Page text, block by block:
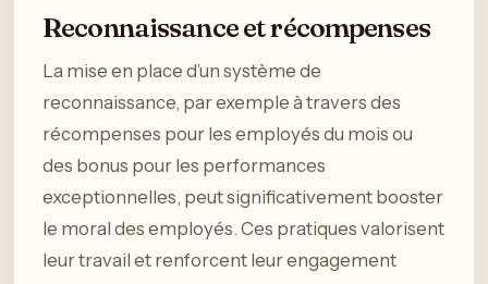
Reconnaissance et récompenses
La mise en place d’un système de
reconnaissance, par exemple à travers des
récompenses pour les employés du mois ou
des bonus pour les performances
exceptionnelles, peut significativement booster
le moral des employés. Ces pratiques valorisent
leur travail et renforcent leur engagement